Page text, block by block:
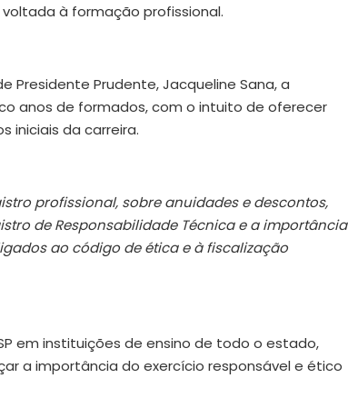
à formação profissional.
Presidente Prudente, Jacqueline Sana, a
anos de formados, com o intuito de oferecer
iniciais da carreira.
profissional, sobre anuidades e descontos,
de Responsabilidade Técnica e a importância
ao código de ética e à fiscalização
em instituições de ensino de todo o estado,
a importância do exercício responsável e ético